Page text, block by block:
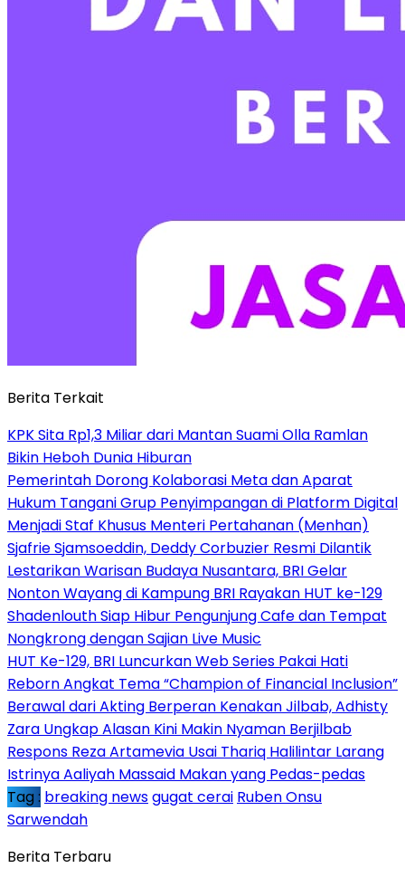
Berita Terkait
KPK Sita Rp1,3 Miliar dari Mantan Suami Olla Ramlan
Bikin Heboh Dunia Hiburan
Pemerintah Dorong Kolaborasi Meta dan Aparat
Hukum Tangani Grup Penyimpangan di Platform Digital
Menjadi Staf Khusus Menteri Pertahanan (Menhan)
Sjafrie Sjamsoeddin, Deddy Corbuzier Resmi Dilantik
Lestarikan Warisan Budaya Nusantara, BRI Gelar
Nonton Wayang di Kampung BRI Rayakan HUT ke-129
Shadenlouth Siap Hibur Pengunjung Cafe dan Tempat
Nongkrong dengan Sajian Live Music
HUT Ke-129, BRI Luncurkan Web Series Pakai Hati
Reborn Angkat Tema “Champion of Financial Inclusion”
Berawal dari Akting Berperan Kenakan Jilbab, Adhisty
Zara Ungkap Alasan Kini Makin Nyaman Berjilbab
Respons Reza Artamevia Usai Thariq Halilintar Larang
Istrinya Aaliyah Massaid Makan yang Pedas-pedas
Tag : breaking newsgugat cerai Ruben Onsu
Sarwendah
Berita Terbaru